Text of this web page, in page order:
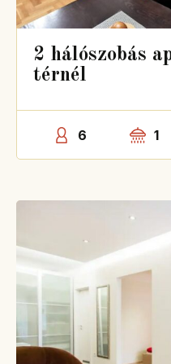
2 hálószobás
térnél
6 1